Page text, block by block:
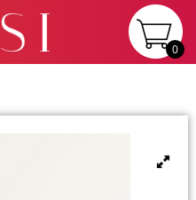
0